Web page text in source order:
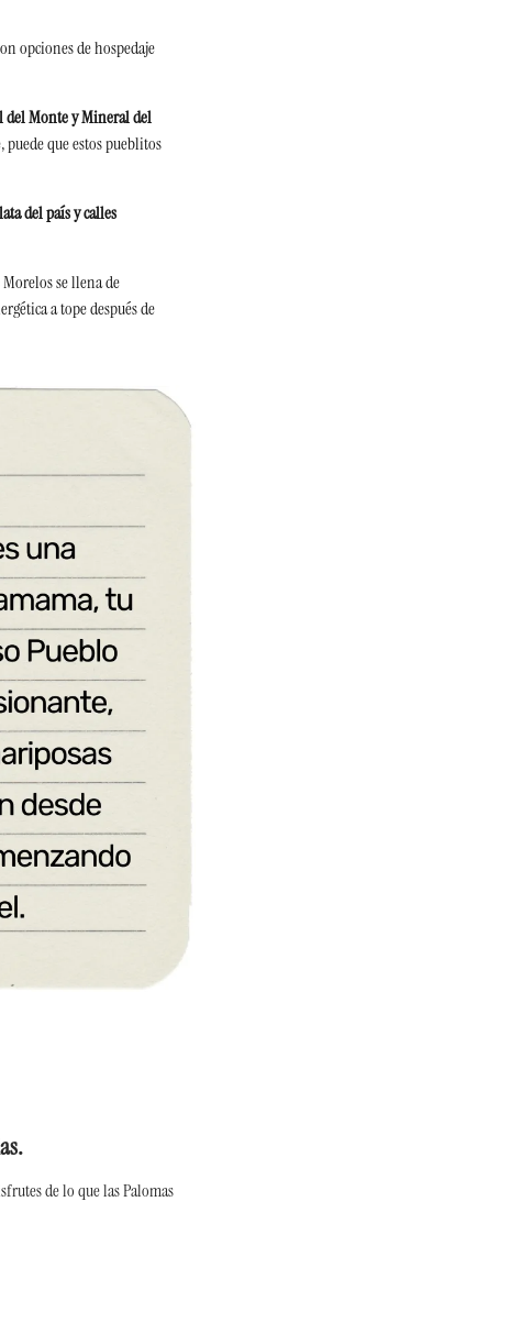
opciones de hospedaje
del Monte y Mineral del
que estos pueblitos
del país y calles
se llena de
a tope después de
de lo que las Palomas